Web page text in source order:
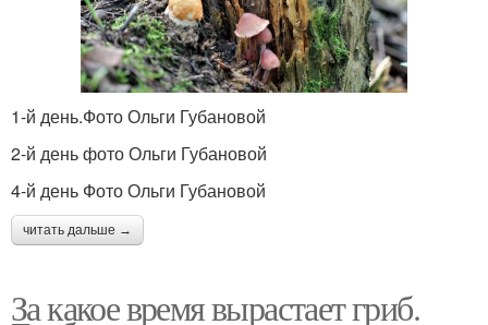
1-й день.Фото Ольги Губановой
2-й день фото Ольги Губановой
4-й день Фото Ольги Губановой
читать дальше →
За какое время вырастает гриб.